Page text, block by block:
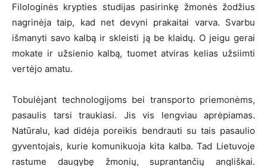
Filologinės krypties studijas pasirinkę žmonės žodžius
nagrinėja taip, kad net devyni prakaitai varva. Svarbu
išmanyti savo kalbą ir skleisti ją be klaidų. O jeigu gerai
mokate ir užsienio kalbą, tuomet atviras kelias užsiimti
vertėjo amatu.
Tobulėjant technologijoms bei transporto priemonėms,
pasaulis tarsi traukiasi. Jis vis lengviau aprėpiamas.
Natūralu, kad didėja poreikis bendrauti su tais pasaulio
gyventojais, kurie komunikuoja kita kalba. Tad Lietuvoje
rastume daugybę žmonių, suprantančių angliškai.